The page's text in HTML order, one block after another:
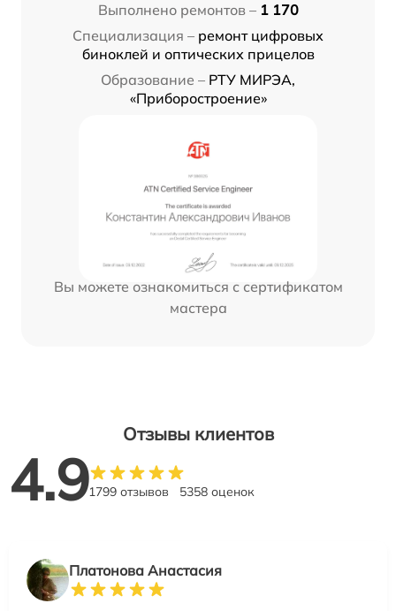
Выполнено ремонтов – 1 170
Специализация – ремонт цифровых
биноклей и оптических прицелов
Образование – РТУ МИРЭА,
«Приборостроение»
Вы можете ознакомиться с сертификатом
мастера
Отзывы клиентов
4.91799 отзывов 5358 оценок
Платонова Анастасия